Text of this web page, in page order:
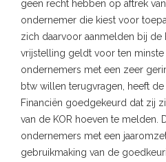
geen recht hebben op aftrek
ondernemer die kiest voor
zich daarvoor aanmelden bij de
vrijstelling geldt voor ten minste
ondernemers met een zeer
btw willen terugvragen, heeft de
Financiën goedgekeurd dat zij
van de KOR hoeven te
ondernemers met een
gebruikmaking van de